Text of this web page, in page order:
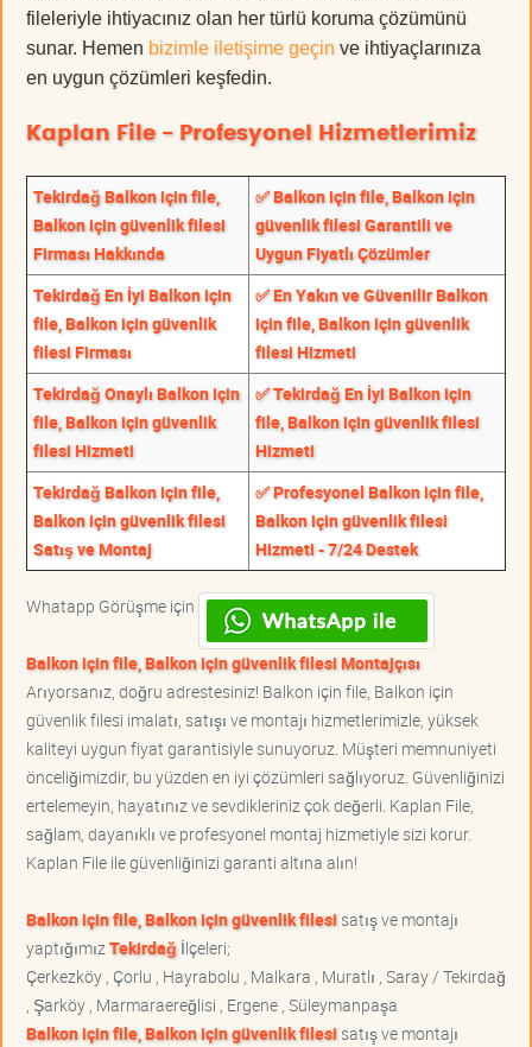
fileleriyle ihtiyacınız olan her türlü koruma çözümünü
sunar. Hemen bizimle iletişime geçin ve ihtiyaçlarınıza
en uygun çözümleri keşfedin.
Kaplan File - Profesyonel Hizmetlerimiz
Tekirdağ Balkon için file,
Balkon için güvenlik filesi
Firması Hakkında
✅ Balkon için file, Balkon için
güvenlik filesi Garantili ve
Uygun Fiyatlı Çözümler
Tekirdağ En İyi Balkon için
file, Balkon için güvenlik
filesi Firması
✅ En Yakın ve Güvenilir Balkon
için file, Balkon için güvenlik
filesi Hizmeti
Tekirdağ Onaylı Balkon için
file, Balkon için güvenlik
filesi Hizmeti
✅ Tekirdağ En İyi Balkon için
file, Balkon için güvenlik filesi
Hizmeti
Tekirdağ Balkon için file,
Balkon için güvenlik filesi
Satış ve Montaj
✅ Profesyonel Balkon için file,
Balkon için güvenlik filesi
Hizmeti - 7/24 Destek
Whatapp Görüşme için
Balkon için file, Balkon için güvenlik filesi Montajçısı
Arıyorsanız, doğru adrestesiniz! Balkon için file, Balkon için
güvenlik filesi imalatı, satışı ve montajı hizmetlerimizle, yüksek
kaliteyi uygun fiyat garantisiyle sunuyoruz. Müşteri memnuniyeti
önceliğimizdir, bu yüzden en iyi çözümleri sağlıyoruz. Güvenliğinizi
ertelemeyin, hayatınız ve sevdikleriniz çok değerli. Kaplan File,
sağlam, dayanıklı ve profesyonel montaj hizmetiyle sizi korur.
Kaplan File ile güvenliğinizi garanti altına alın!
Balkon için file, Balkon için güvenlik filesisatış ve montajı
yaptığımız Tekirdağ İlçeleri;
Çerkezköy , Çorlu , Hayrabolu , Malkara , Muratlı , Saray / Tekirdağ
, Şarköy , Marmaraereğlisi , Ergene , Süleymanpaşa
Balkon için file, Balkon için güvenlik filesisatış ve montajı